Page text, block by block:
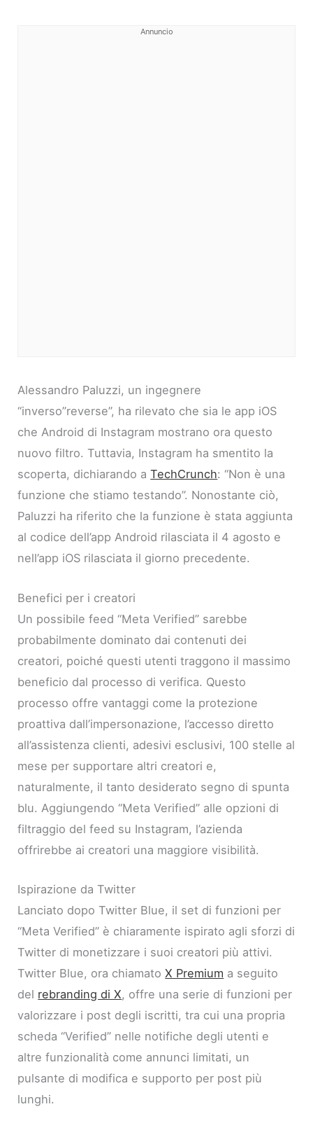
Annuncio
Alessandro Paluzzi, un ingegnere
“inverso”reverse”, ha rilevato che sia le app iOS
che Android di Instagram mostrano ora questo
nuovo filtro. Tuttavia, Instagram ha smentito la
scoperta, dichiarando aTechCrunch: “Non è una
funzione che stiamo testando”. Nonostante ciò,
Paluzzi ha riferito che la funzione è stata aggiunta
al codice dell’app Android rilasciata il 4 agosto e
nell’app iOS rilasciata il giorno precedente.
Benefici per i creatori
Un possibile feed “Meta Verified” sarebbe
probabilmente dominato dai contenuti dei
creatori, poiché questi utenti traggono il massimo
beneficio dal processo di verifica. Questo
processo offre vantaggi come la protezione
proattiva dall’impersonazione, l’accesso diretto
all’assistenza clienti, adesivi esclusivi, 100 stelle al
mese per supportare altri creatori e,
naturalmente, il tanto desiderato segno di spunta
blu. Aggiungendo “Meta Verified” alle opzioni di
filtraggio del feed su Instagram, l’azienda
offrirebbe ai creatori una maggiore visibilità.
Ispirazione da Twitter
Lanciato dopo Twitter Blue, il set di funzioni per
“Meta Verified” è chiaramente ispirato agli sforzi di
Twitter di monetizzare i suoi creatori più attivi.
Twitter Blue, ora chiamatoX Premium a seguito
del rebranding di X, offre una serie di funzioni per
valorizzare i post degli iscritti, tra cui una propria
scheda “Verified” nelle notifiche degli utenti e
altre funzionalità come annunci limitati, un
pulsante di modifica e supporto per post più
lunghi.